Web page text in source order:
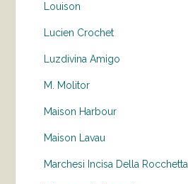
Louison
Lucien Crochet
Luzdivina Amigo
M. Molitor
Maison Harbour
Maison Lavau
Marchesi Incisa Della Rocchetta